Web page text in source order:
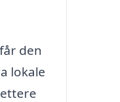
den
lokale